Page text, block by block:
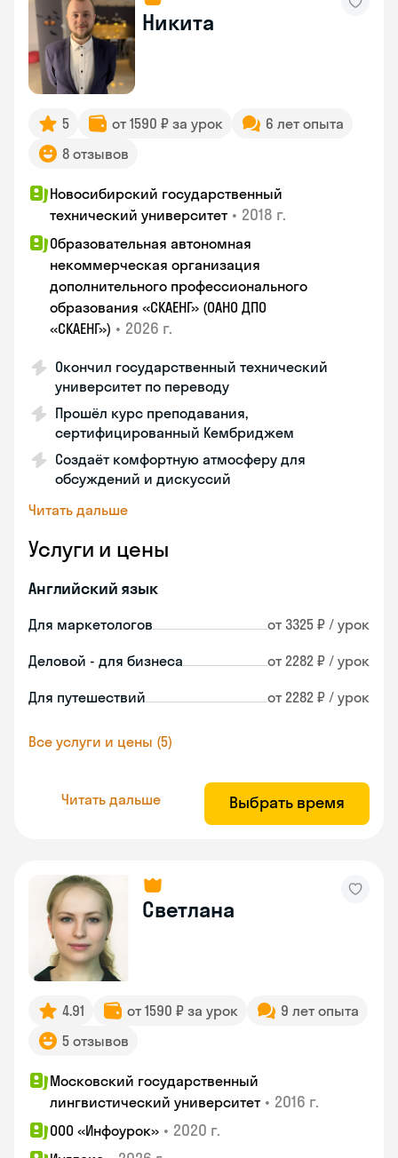
Никита
5 от 1590 ₽ за урок
6 лет опыта
8 отзывов
Новосибирский государственный
технический университет • 2018 г.
Образовательная автономная
некоммерческая организация
дополнительного профессионального
образования «СКАЕНГ» (ОАНО ДПО
«СКАЕНГ») • 2026 г.
Окончил государственный технический
университет по переводу
Прошёл курс преподавания,
сертифицированный Кембриджем
Создаёт комфортную атмосферу для
обсуждений и дискуссий
Читать дальше
Услуги и цены
Английский язык
Для маркетологов от 3325 ₽ / урок
Деловой - для бизнеса от 2282 ₽ / урок
Для путешествий от 2282 ₽ / урок
Все услуги и цены (5)
Читать дальше Выбрать время
Светлана
4.91 от 1590 ₽ за урок
9 лет опыта
5 отзывов
Московский государственный
лингвистический университет • 2016 г.
ООО «Инфоурок» • 2020 г.